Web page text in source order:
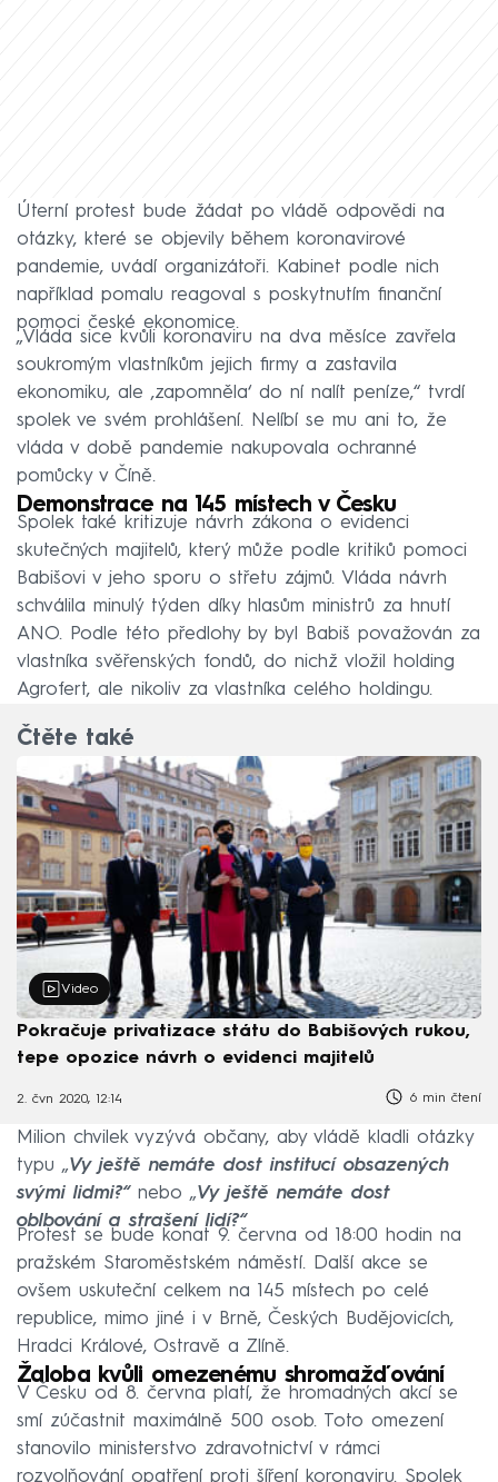
Úterní protest bude žádat po vládě odpovědi na
otázky, které se objevily během koronavirové
pandemie, uvádí organizátoři. Kabinet podle nich
například pomalu reagoval s poskytnutím finanční
pomoci české ekonomice.
„Vláda sice kvůli koronaviru na dva měsíce zavřela
soukromým vlastníkům jejich firmy a zastavila
ekonomiku, ale ‚zapomněla‘ do ní nalít peníze,“ tvrdí
spolek ve svém prohlášení. Nelíbí se mu ani to, že
vláda v době pandemie nakupovala ochranné
pomůcky v Číně.
Demonstrace na 145 místech v Česku
Spolek také kritizuje návrh zákona o evidenci
skutečných majitelů, který může podle kritiků pomoci
Babišovi v jeho sporu o střetu zájmů. Vláda návrh
schválila minulý týden díky hlasům ministrů za hnutí
ANO. Podle této předlohy by byl Babiš považován za
vlastníka svěřenských fondů, do nichž vložil holding
Agrofert, ale nikoliv za vlastníka celého holdingu.
Čtěte také
Video
Pokračuje privatizace státu do Babišových rukou,
tepe opozice návrh o evidenci majitelů
2. čvn 2020, 12:14 6 min čtení
Milion chvilek vyzývá občany, aby vládě kladli otázky
typu „Vy ještě nemáte dost institucí obsazených
svými lidmi?“nebo „Vy ještě nemáte dost
oblbování a strašení lidí?“
Protest se bude konat 9. června od 18:00 hodin na
pražském Staroměstském náměstí. Další akce se
ovšem uskuteční celkem na 145 místech po celé
republice, mimo jiné i v Brně, Českých Budějovicích,
Hradci Králové, Ostravě a Zlíně.
Žaloba kvůli omezenému shromažďování
V Česku od 8. června platí, že hromadných akcí se
smí zúčastnit maximálně 500 osob. Toto omezení
stanovilo ministerstvo zdravotnictví v rámci
rozvolňování opatření proti šíření koronaviru. Spolek